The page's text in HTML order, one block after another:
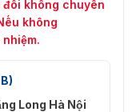
không chuyển
không
Long Hà Nội